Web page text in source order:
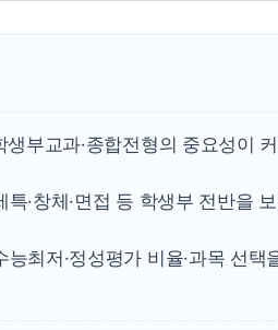
폐기물
서울 중
李대
여수
추미애,
인천서
'화합'
李대통
부교과·종합전형의 중요성이
·창체·면접 등 학생부 전반을
최저·정성평가 비율·과목 선택